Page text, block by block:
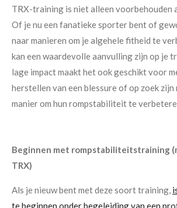
TRX-training is niet alleen voorbehouden
Of je nu een fanatieke sporter bent of
naar manieren om je algehele fitheid te
kan een waardevolle aanvulling zijn op je
lage impact maakt het ook geschikt voor
herstellen van een blessure of op zoek
manier om hun rompstabiliteit te
Beginnen met rompstabiliteitstraining
TRX)
Als je nieuw bent met deze soort training,
te beginnen onder begeleiding van een